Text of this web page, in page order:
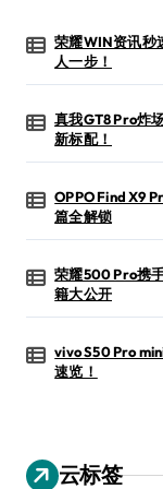
荣耀WIN资讯秒
人一步！
真我GT8 Pro炸
新标配！
OPPO Find X9
篇全解锁
荣耀500 Pro携
籍大公开
vivo S50 Pro
速览！
云标签